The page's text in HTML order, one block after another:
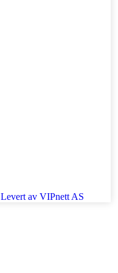
Levert av VIPnett AS